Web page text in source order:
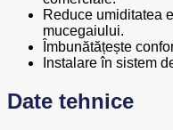
Reduce umiditatea
mucegaiului.
Îmbunătățește
Instalare în sistem
Date tehnice